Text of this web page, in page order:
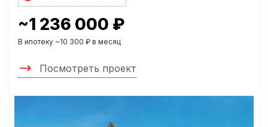
~1 236 000 ₽
В ипотеку ~10 300 ₽ в месяц
Посмотреть проект